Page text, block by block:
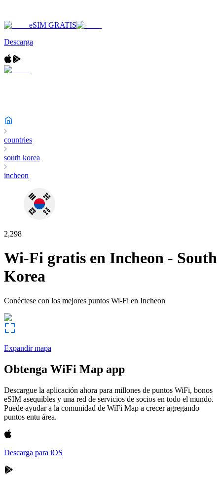
eSIM GRATIS
Descarga
countries
south korea
incheon
2,298
Wi-Fi gratis en Incheon - South
Korea
Conéctese con los mejores puntos Wi-Fi en Incheon
Expandir mapa
Obtenga WiFi Map app
Descargue la aplicación ahora para millones de puntos WiFi, bonos
eSIM asequibles y una red de servicios de socios en todo el mundo.
Puede ayudar a la comunidad de WiFi Map a crecer agregando
puntos entu área.
Descarga para iOS